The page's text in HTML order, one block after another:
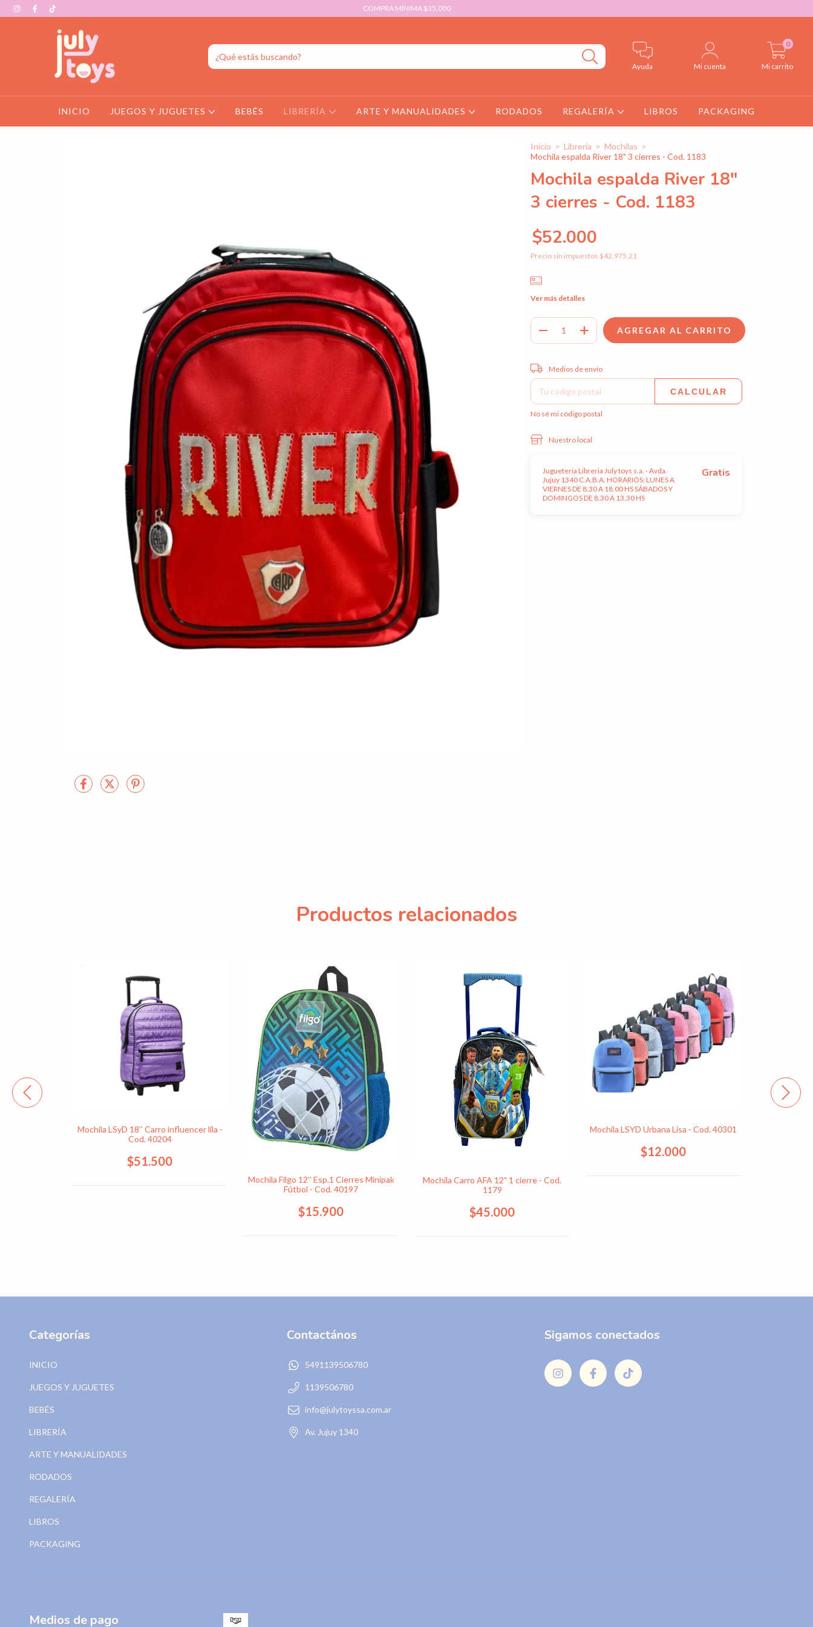
COMPRA MÍNIMA $35.000
Ayuda Mi cuenta Mi carrito
0
INICIO JUEGOS Y JUGUETES BEBÉS LIBRERÍA ARTE Y MANUALIDADES RODADOS REGALERÍA LIBROS PACKAGING
Inicio > Librería > Mochilas >
Mochila espalda River 18" 3 cierres - Cod. 1183
Mochila espalda River 18"
3 cierres - Cod. 1183
$52.000
Precio sin impuestos $42.975,21
Ver más detalles
Entregas para el CP:
Medios de envío
CALCULAR
No sé mi código postal
Nuestro local
Jugueteria Libreria July toys s.a. - Avda.
Jujuy 1340 C.A.B.A. HORARIOS: LUNES A
VIERNES DE 8.30 A 18.00 HS SÁBADOS Y
DOMINGOS DE 8.30 A 13.30 HS
Gratis
Productos relacionados
Mochila LSyD 18’’ Carro influencer lila -
Cod. 40204
$51.500
Mochila Filgo 12’’ Esp.1 Cierres Minipak
Fútbol - Cod. 40197
$15.900
Mochila Carro AFA 12" 1 cierre - Cod.
1179
$45.000
Mochila LSYD Urbana Lisa - Cod. 40301
$12.000
Categorías
INICIO
JUEGOS Y JUGUETES
BEBÉS
LIBRERÍA
ARTE Y MANUALIDADES
RODADOS
REGALERÍA
LIBROS
PACKAGING
Contactános
5491139506780
1139506780
info@julytoyssa.com.ar
Av. Jujuy 1340
Sigamos conectados
Medios de pago